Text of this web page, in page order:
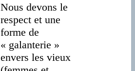
Nous devons le
respect et une
forme de
« galanterie »
envers les vieux